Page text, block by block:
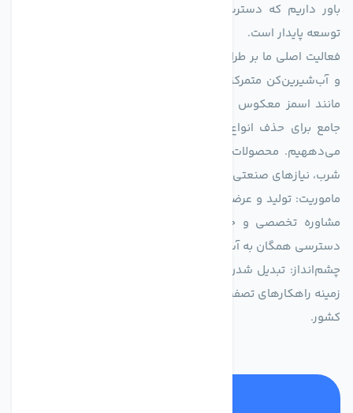
باور داریم که دسترسی به آب پاک، یک حق اساسی و زیربنای
توسعه پایدار است.
فعالیت اصلی ما بر طراحی و تولید سیستم‌های پیشرفته تصفیه آب
و آب‌شیرین‌کن متمرکز است. ما با بهره‌گیری از فناوری‌های نوین
جامع برای حذف انواع آلاینده‌ها، املاح و نمک از منابع آبی ارائه
می‌دههیم. محصولات ما برای مصارف متنوعی از جمله تأمین آب
شرب، نیازهای صنعتی و کشاورزی طراحی و بهینه‌سازی شده‌اند.
ماموریت: تولید و عرضه محصولاتی با بالاترین استاندارد کیفی، ارائه
مشاوره تخصصی و خدمات پس از فروش مطمئن برای تضمین
دسترسی همگان به آب پاک و سالم.
چشم‌انداز: تبدیل شدن به انتخاب اول صنایع و مصرف‌کنندگان در
زمینه راهکارهای تصفیه آب و ایفای نقشی کلیدی در حفظ منابع آبی
کشور.